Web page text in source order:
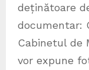
deținătoare
documentar:
Cabinetul de
vor expune